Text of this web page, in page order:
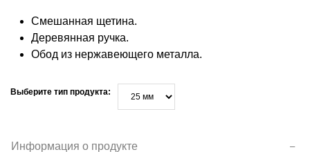
Смешанная щетина.
Деревянная ручка.
Обод из нержавеющего металла.
Выберите тип продукта:
Информация о продукте